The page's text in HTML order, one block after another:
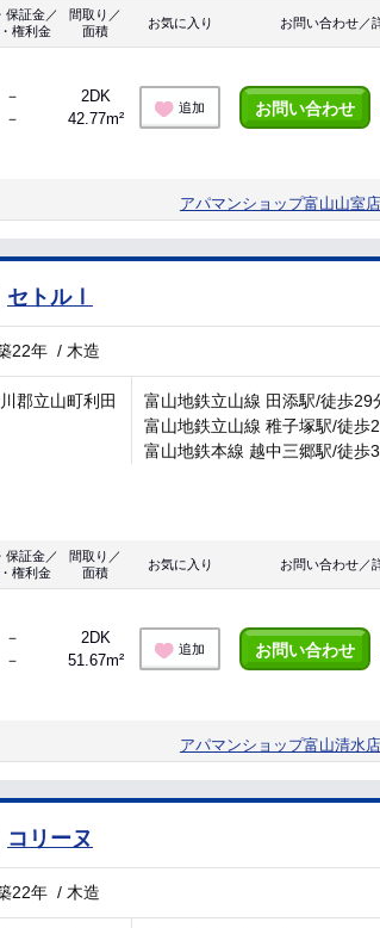
保証金／
権利金
間取り／
面積
お気に入り お問い合わせ／
－
－
2DK
42.77m²
追加 お問い合わせ
アパマンショップ富山山室店
セトルⅠ
22年 / 木造
郡立山町利田
富山地鉄立山線 田添駅/徒歩29
富山地鉄立山線 稚子塚駅/徒歩
富山地鉄本線 越中三郷駅/徒歩
保証金／
権利金
間取り／
面積
お気に入り お問い合わせ／
－
－
2DK
51.67m²
追加 お問い合わせ
アパマンショップ富山清水店
コリーヌ
22年 / 木造